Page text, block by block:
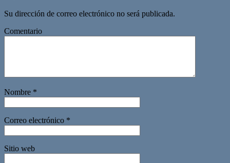
Su dirección de correo electrónico no será publicada.
Comentario
Nombre *
Correo electrónico *
Sitio web